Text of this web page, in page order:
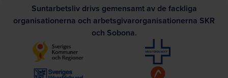
Suntarbetsliv drivs gemensamt av de fackliga
organisationerna och arbetsgivarorganisationerna SKR
och Sobona.